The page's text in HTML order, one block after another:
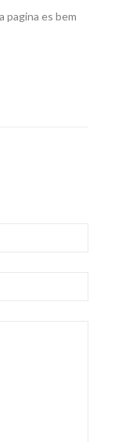
pagina es bem